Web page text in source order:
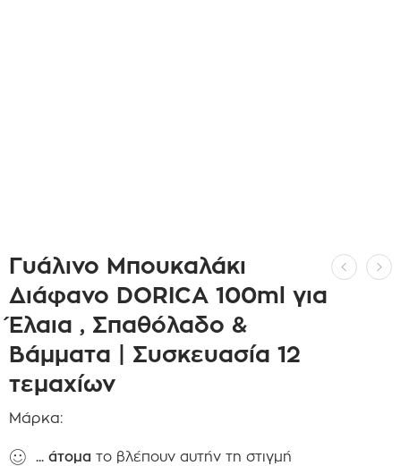
Γυάλινο Μπουκαλάκι
Διάφανο DORICA 100ml για
Έλαια , Σπαθόλαδο &
Βάμματα | Συσκευασία 12
τεμαχίων
Μάρκα:
... άτομα το βλέπουν αυτήν τη στιγμή